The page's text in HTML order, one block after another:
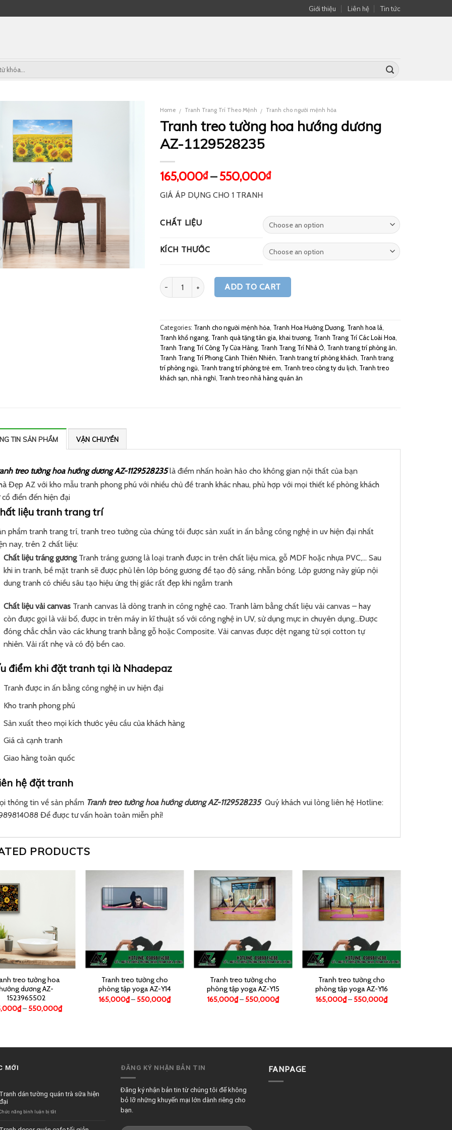
Giới thiệu Liên hệ Tin tức
Home / Tranh Trang Trí Theo Mệnh / Tranh cho người mệnh hỏa
Tranh treo tường hoa hướng dương
AZ-1129528235
165,000₫–550,000₫
GIÁ ÁP DỤNG CHO 1 TRANH
CHẤT LIỆU
KÍCH THƯỚC
Quantity ADD TO CART
Categories: Tranh cho người mệnh hỏa, Tranh Hoa Hướng Dương, Tranh hoa lá,
Tranh khổ ngang, Tranh quà tặng tân gia, khai trương, Tranh Trang Trí Các Loài Hoa,
Tranh Trang Trí Công Ty Cửa Hàng, Tranh Trang Trí Nhà Ở, Tranh trang trí phòng ăn,
Tranh Trang Trí Phong Cảnh Thiên Nhiên, Tranh trang trí phòng khách, Tranh trang
trí phòng ngủ, Tranh trang trí phòng trẻ em, Tranh treo công ty du lịch, Tranh treo
khách sạn, nhà nghỉ, Tranh treo nhà hàng quán ăn
TIN SẢN PHẨM VẬN CHUYỂN
treo tường hoa hướng dương AZ-1129528235là điểm nhấn hoàn hảo cho không gian nội thất của bạn
Đẹp AZ với kho mẫu tranh phong phú với nhiều chủ đề tranh khác nhau, phù hợp với mọi thiết kế phòng khách
điển đến hiện đại
liệu tranh trang trí
phẩm tranh trang trí, tranh treo tường của chúng tôi được sản xuất in ấn bằng công nghệ in uv hiện đại nhất
nay, trên 2 chất liệu:
Chất liệu tráng gương Tranh tráng gương là loại tranh được in trên chất liệu mica, gỗ MDF hoặc nhựa PVC,… Sau
khi in tranh, bề mặt tranh sẽ được phủ lên lớp bóng gương để tạo độ sáng, nhẵn bóng. Lớp gương này giúp nội
dung tranh có chiều sâu tạo hiệu ứng thị giác rất đẹp khi ngắm tranh
Chất liệu vải canvas Tranh canvas là dòng tranh in công nghệ cao. Tranh làm bằng chất liệu vải canvas – hay
còn được gọi là vải bố, được in trên máy in kĩ thuật số với công nghệ in UV, sử dụng mực in chuyên dụng…Được
đóng chắc chắn vào các khung tranh bằng gỗ hoặc Composite. Vải canvas được dệt ngang từ sợi cotton tự
nhiên. Vải rất nhẹ và có độ bền cao.
điểm khi đặt tranh tại là Nhadepaz
Tranh được in ấn bằng công nghệ in uv hiện đại
Kho tranh phong phú
Sản xuất theo mọi kích thước yêu cầu của khách hàng
Giá cả cạnh tranh
Giao hàng toàn quốc
hệ đặt tranh
thông tin về sản phẩm Tranh treo tường hoa hướng dương AZ-1129528235 Quý khách vui lòng liên hệ Hotline:
Để được tư vấn hoàn toàn miễn phí!
PRODUCTS
treo tường hoa
hướng dương AZ-
1523965502
₫– 550,000₫
Tranh treo tường cho
phòng tập yoga AZ-Y14
165,000₫– 550,000₫
Tranh treo tường cho
phòng tập yoga AZ-Y15
165,000₫– 550,000₫
Tranh treo tường cho
phòng tập yoga AZ-Y16
165,000₫– 550,000₫
MỚI
Tranh dán tường quán trà sữa hiện
năng bình luận bị tắtở
ĐĂNG KÝ NHẬN BẢN TIN
Đăng ký nhận bản tin từ chúng tôi để không
bỏ lỡ những khuyến mại lớn dành riêng cho
bạn.
FANPAGE